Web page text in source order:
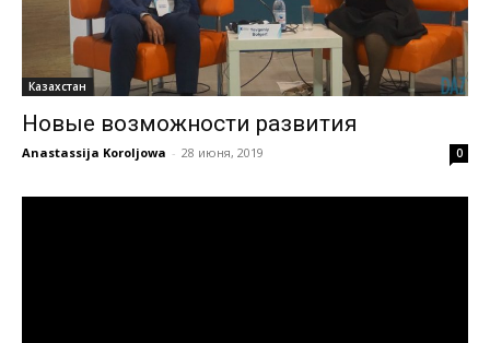
Казахстан
Новые возможности развития
Anastassija Koroljowa - 28 июня, 2019 0